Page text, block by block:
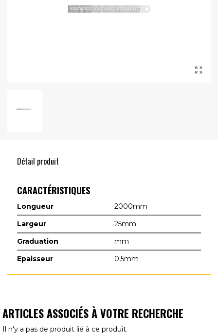
Détail produit
CARACTÉRISTIQUES
Longueur
2000mm
Largeur
25mm
Graduation
mm
Epaisseur
0,5mm
ARTICLES ASSOCIÉS À VOTRE RECHERCHE
Il n'y a pas de produit lié à ce produit.